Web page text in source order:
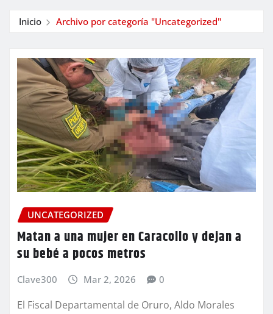
Inicio Archivo por categoría "Uncategorized"
UNCATEGORIZED
Matan a una mujer en Caracollo y dejan a
su bebé a pocos metros
Clave300 Mar 2, 2026 0
El Fiscal Departamental de Oruro, Aldo Morales